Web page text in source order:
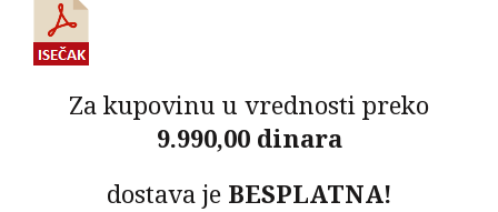
Za kupovinu u vrednosti preko
9.990,00 dinara
dostava je BESPLATNA!